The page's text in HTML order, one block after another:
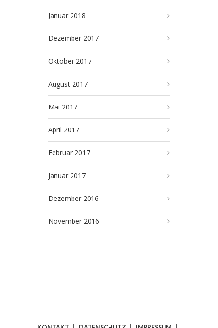
Januar 2018
Dezember 2017
Oktober 2017
August 2017
Mai 2017
April 2017
Februar 2017
Januar 2017
Dezember 2016
November 2016